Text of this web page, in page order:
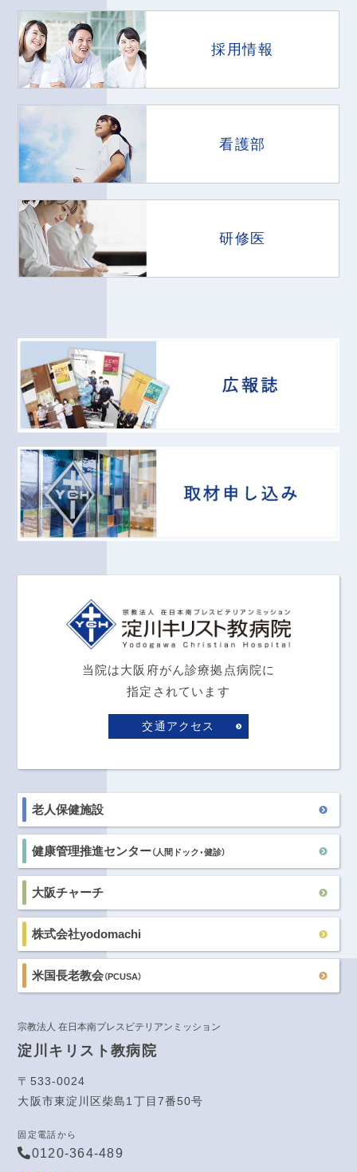
採用情報
看護部
研修医
当院は大阪府がん診療拠点病院に
指定されています
交通アクセス
老人保健施設
健康管理推進センター（人間ドック・健診）
大阪チャーチ
株式会社yodomachi
米国長老教会（PCUSA）
宗教法人 在日本南プレスビテリアンミッション
淀川キリスト教病院
〒533-0024
大阪市東淀川区柴島1丁目7番50号
固定電話から
0120-364-489